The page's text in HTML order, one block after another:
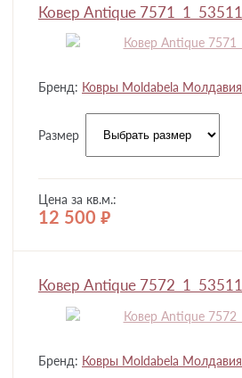
Ковер Antique 7571_1_53511
Бренд: Ковры Moldabela Молдавия
Размер
Цена за кв.м.:
12 500 руб.
Ковер Antique 7572_1_53511
Бренд: Ковры Moldabela Молдавия